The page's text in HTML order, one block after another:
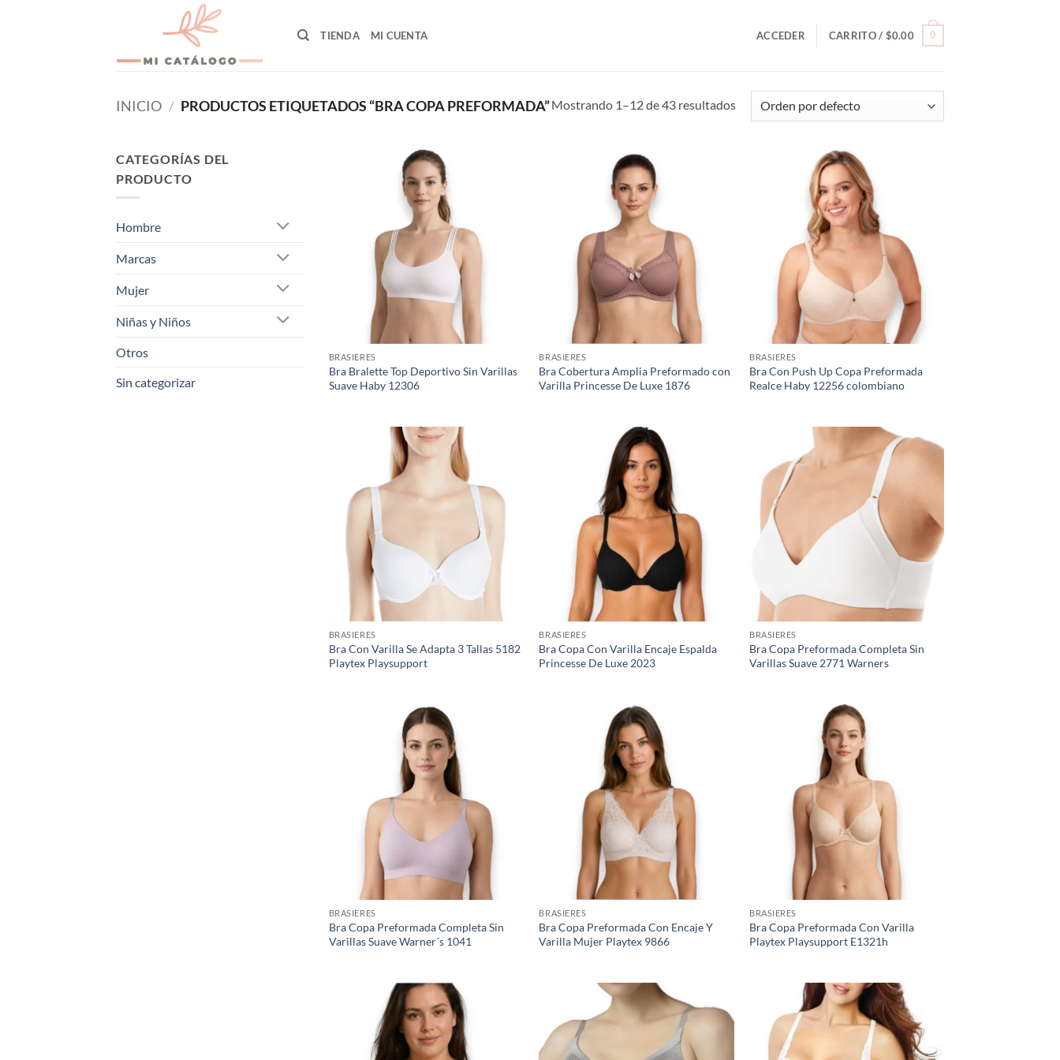
TIENDA MI CUENTA ACCEDER CARRITO / $0.00 0
INICIO / PRODUCTOS ETIQUETADOS “BRA COPA PREFORMADA”Mostrando 1–12 de 43 resultados
CATEGORÍAS DEL
PRODUCTO
Hombre
Marcas
Mujer
Niñas y Niños
Otros
Sin categorizar
BRASIERES
Bra Bralette Top Deportivo Sin Varillas
Suave Haby 12306
BRASIERES
Bra Cobertura Amplia Preformado con
Varilla Princesse De Luxe 1876
BRASIERES
Bra Con Push Up Copa Preformada
Realce Haby 12256 colombiano
BRASIERES
Bra Con Varilla Se Adapta 3 Tallas 5182
Playtex Playsupport
BRASIERES
Bra Copa Con Varilla Encaje Espalda
Princesse De Luxe 2023
BRASIERES
Bra Copa Preformada Completa Sin
Varillas Suave 2771 Warners
BRASIERES
Bra Copa Preformada Completa Sin
Varillas Suave Warner´s 1041
BRASIERES
Bra Copa Preformada Con Encaje Y
Varilla Mujer Playtex 9866
BRASIERES
Bra Copa Preformada Con Varilla
Playtex Playsupport E1321h